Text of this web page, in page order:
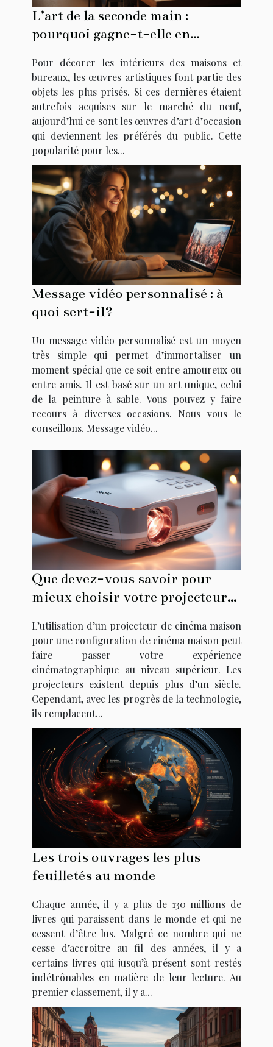
L’art de la seconde main :
pourquoi gagne-t-elle en
Pour décorer les intérieurs des maisons et
bureaux, les œuvres artistiques font partie des
objets les plus prisés. Si ces dernières étaient
autrefois acquises sur le marché du neuf,
aujourd’hui ce sont les œuvres d’art d’occasion
qui deviennent les préférés du public. Cette
popularité pour les...
Message vidéo personnalisé : à
quoi sert-il?
Un message vidéo personnalisé est un moyen
très simple qui permet d’immortaliser un
moment spécial que ce soit entre amoureux ou
entre amis. Il est basé sur un art unique, celui
de la peinture à sable. Vous pouvez y faire
recours à diverses occasions. Nous vous le
conseillons. Message vidéo...
Que devez-vous savoir pour
mieux choisir votre projecteur
L’utilisation d’un projecteur de cinéma maison
pour une configuration de cinéma maison peut
faire passer votre expérience
cinématographique au niveau supérieur. Les
projecteurs existent depuis plus d’un siècle.
Cependant, avec les progrès de la technologie,
ils remplacent...
Les trois ouvrages les plus
feuilletés au monde
Chaque année, il y a plus de 130 millions de
livres qui paraissent dans le monde et qui ne
cessent d’être lus. Malgré ce nombre qui ne
cesse d’accroitre au fil des années, il y a
certains livres qui jusqu’à présent sont restés
indétrônables en matière de leur lecture. Au
premier classement, il y a...